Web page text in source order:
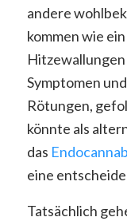
andere
kommen wie
Symptomen
Rötungen,
könnte als
das
eine
Tatsächlich